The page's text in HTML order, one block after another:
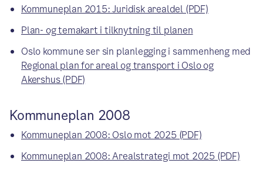
Kommuneplan 2015: Juridisk arealdel (PDF)
Plan- og temakart i tilknytning til planen
Oslo kommune ser sin planlegging i sammenheng med
Regional plan for areal og transport i Oslo og
Akershus (PDF)
Kommuneplan 2008
Kommuneplan 2008: Oslo mot 2025 (PDF)
Kommuneplan 2008: Arealstrategi mot 2025 (PDF)